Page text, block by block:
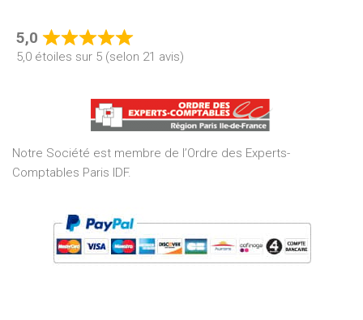
5,0
Rated
5,0
of
5
5,0 étoiles sur 5 (selon 21 avis)
Notre Société est membre de l’Ordre des Experts-
Comptables Paris IDF.